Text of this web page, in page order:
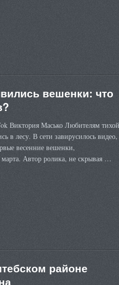
вешенки: что
Виктория Масько Любителям тихой
в лесу. В сети завирусилось видео,
весенние вешенки,
Автор ролика, не скрывая …
районе